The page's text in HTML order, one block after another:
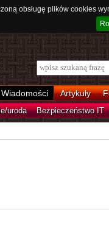
obsługę plików
Wiadomości Artykuły
uroda Bezpieczeństwo IT